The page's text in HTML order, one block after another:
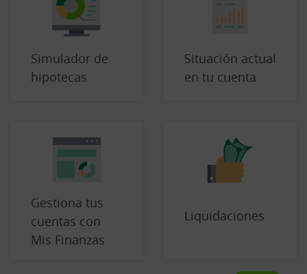
Simulador de
hipotecas
Situación actual
en tu cuenta
Gestiona tus
cuentas con
Mis Finanzas
Liquidaciones